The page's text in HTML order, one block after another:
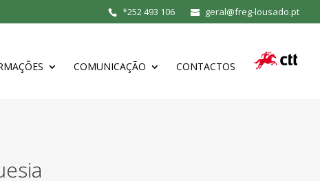
*252 493 106 geral@freg-lousado.pt
COMUNICAÇÃO CONTACTOS